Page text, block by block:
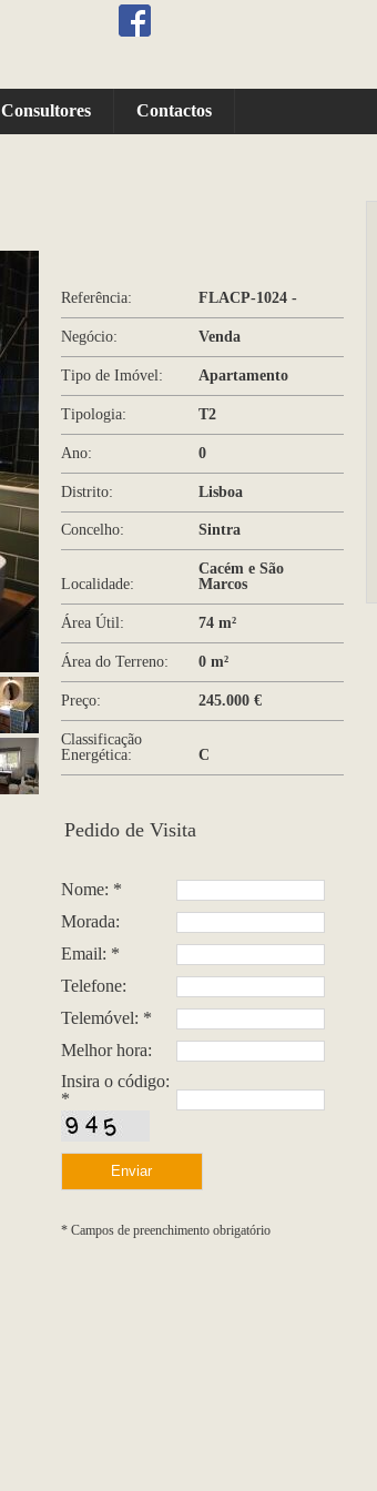
Consultores Contactos
Referência: FLACP-1024 -
Negócio: Venda
Tipo de Imóvel: Apartamento
Tipologia: T2
Ano: 0
Distrito: Lisboa
Concelho: Sintra
Localidade:
Cacém e São
Marcos
Área Útil: 74 m²
Área do Terreno: 0 m²
Preço: 245.000 €
Classificação
Energética:
C
Pedido de Visita
Nome: *
Morada:
Email: *
Telefone:
Telemóvel: *
Melhor hora:
Insira o código:
*
* Campos de preenchimento obrigatório